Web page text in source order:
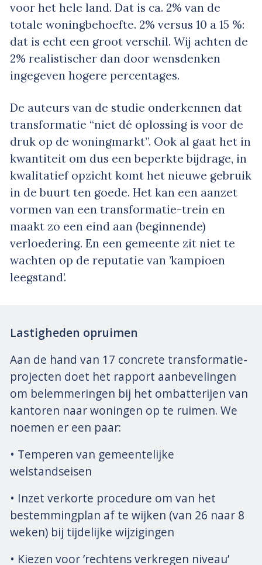
voor het hele land. Dat is ca. 2% van de
totale woningbehoefte. 2% versus 10 a 15 %:
dat is echt een groot verschil. Wij achten de
2% realistischer dan door wensdenken
ingegeven hogere percentages.
De auteurs van de studie onderkennen dat
transformatie “niet dé oplossing is voor de
druk op de woningmarkt”. Ook al gaat het in
kwantiteit om dus een beperkte bijdrage, in
kwalitatief opzicht komt het nieuwe gebruik
in de buurt ten goede. Het kan een aanzet
vormen van een transformatie-trein en
maakt zo een eind aan (beginnende)
verloedering. En een gemeente zit niet te
wachten op de reputatie van ’kampioen
leegstand’.
Lastigheden opruimen
Aan de hand van 17 concrete transformatie-
projecten doet het rapport aanbevelingen
om belemmeringen bij het ombatterijen van
kantoren naar woningen op te ruimen. We
noemen er een paar:
• Temperen van gemeentelijke
welstandseisen
• Inzet verkorte procedure om van het
bestemmingplan af te wijken (van 26 naar 8
weken) bij tijdelijke wijzigingen
• Kiezen voor ’rechtens verkregen niveau’